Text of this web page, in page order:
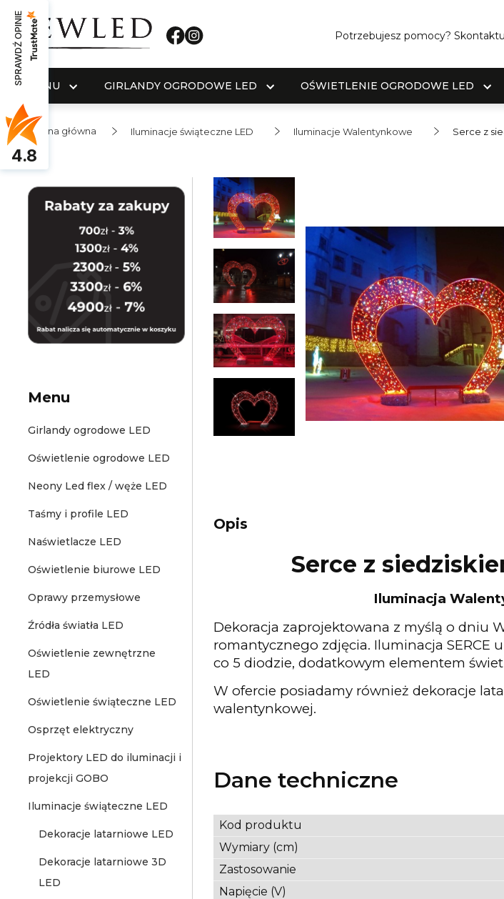
Potrzebujesz pomocy?
MENU GIRLANDY OGRODOWE LED OŚWIETLENIE OGRODOWE LED
Strona główna Iluminacje świąteczne LED Iluminacje Walentynkowe Serce z
Menu
Girlandy ogrodowe LED
Oświetlenie ogrodowe LED
Neony Led flex / węże LED
Taśmy i profile LED
Naświetlacze LED
Oświetlenie biurowe LED
Oprawy przemysłowe
Źródła światła LED
Oświetlenie zewnętrzne
LED
Oświetlenie świąteczne LED
Osprzęt elektryczny
Projektory LED do iluminacji i
projekcji GOBO
Iluminacje świąteczne LED
Dekoracje latarniowe LED
Dekoracje latarniowe 3D
LED
Opis
Serce z
Iluminacja
Dekoracja zaprojektowana z myślą o dniu
romantycznego zdjęcia. Iluminacja
co 5 diodzie, dodatkowym elementem
W ofercie posiadamy również dekoracje
walentynkowej.
Dane techniczne
Kod produktu
Wymiary (cm)
Zastosowanie
Napięcie (V)
SPRAWDŹ OPINIE
4.8